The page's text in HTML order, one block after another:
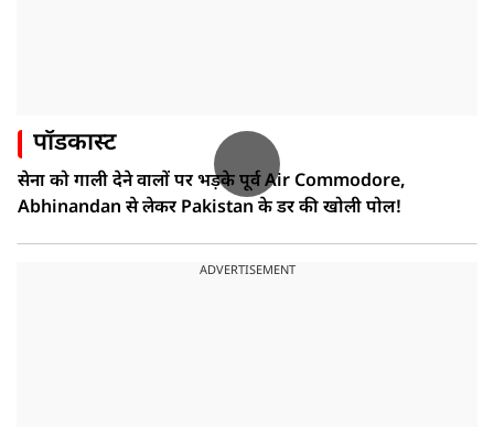
पॉडकास्ट
सेना को गाली देने वालों पर भड़के पूर्व Air Commodore,
Abhinandan से लेकर Pakistan के डर की खोली पोल!
ADVERTISEMENT